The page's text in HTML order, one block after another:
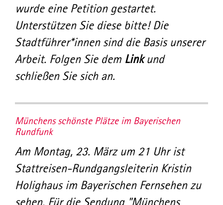
wurde eine Petition gestartet.
Unterstützen Sie diese bitte! Die
Stadtführer*innen sind die Basis unserer
Arbeit. Folgen Sie dem Linkund
schließen Sie sich an.
Münchens schönste Plätze im Bayerischen
Rundfunk
Am Montag, 23. März um 21 Uhr ist
Stattreisen-Rundgangsleiterin Kristin
Holighaus im Bayerischen Fernsehen zu
sehen. Für die Sendung "Münchens